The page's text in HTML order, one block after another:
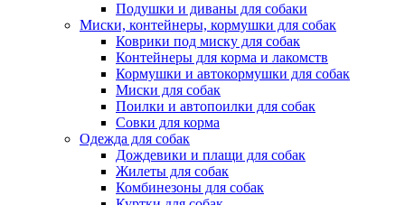
Подушки и диваны для собаки
Миски, контейнеры, кормушки для собак
Коврики под миску для собак
Контейнеры для корма и лакомств
Кормушки и автокормушки для собак
Миски для собак
Поилки и автопоилки для собак
Совки для корма
Одежда для собак
Дождевики и плащи для собак
Жилеты для собак
Комбинезоны для собак